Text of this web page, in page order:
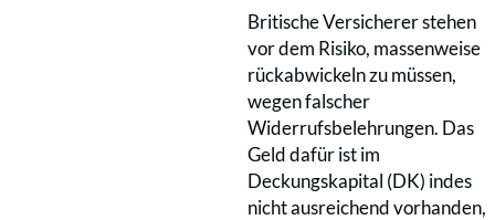
Britische Versicherer stehen
vor dem Risiko, massenweise
rückabwickeln zu müssen,
wegen falscher
Widerrufsbelehrungen. Das
Geld dafür ist im
Deckungskapital (DK) indes
nicht ausreichend vorhanden,